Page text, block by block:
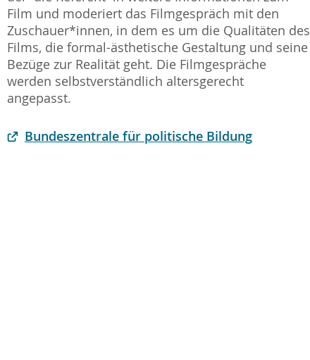
Film und moderiert das Filmgespräch mit den
Zuschauer*innen, in dem es um die Qualitäten des
Films, die formal-ästhetische Gestaltung und seine
Bezüge zur Realität geht. Die Filmgespräche
werden selbstverständlich altersgerecht
angepasst.
Bundeszentrale für politische Bildung